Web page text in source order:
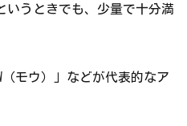
いうときでも、少量で十分満
（モウ）」などが代表的なア